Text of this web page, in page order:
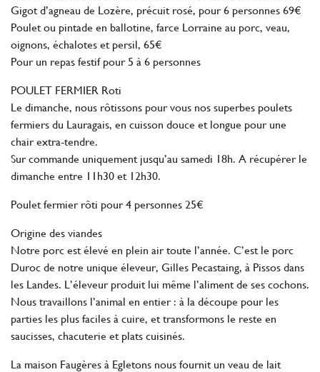
Gigot d’agneau de Lozère, précuit rosé, pour 6 personnes 69€
Poulet ou pintade en ballotine, farce Lorraine au porc, veau,
oignons, échalotes et persil, 65€
Pour un repas festif pour 5 à 6 personnes
POULET FERMIER Roti
Le dimanche, nous rôtissons pour vous nos superbes poulets
fermiers du Lauragais, en cuisson douce et longue pour une
chair extra-tendre.
Sur commande uniquement jusqu’au samedi 18h. A récupérer le
dimanche entre 11h30 et 12h30.
Poulet fermier rôti pour 4 personnes 25€
Origine des viandes
Notre porc est élevé en plein air toute l’année. C’est le porc
Duroc de notre unique éleveur, Gilles Pecastaing, à Pissos dans
les Landes. L’éleveur produit lui même l’aliment de ses cochons.
Nous travaillons l’animal en entier : à la découpe pour les
parties les plus faciles à cuire, et transformons le reste en
saucisses, chacuterie et plats cuisinés.
La maison Faugères à Egletons nous fournit un veau de lait